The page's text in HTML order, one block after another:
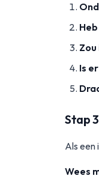
Is
Stap
Als
Wees